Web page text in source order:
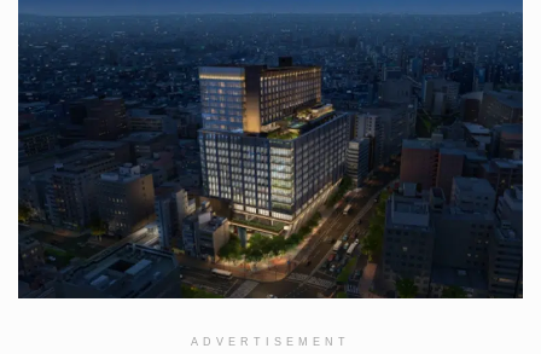
ADVERTISEMENT